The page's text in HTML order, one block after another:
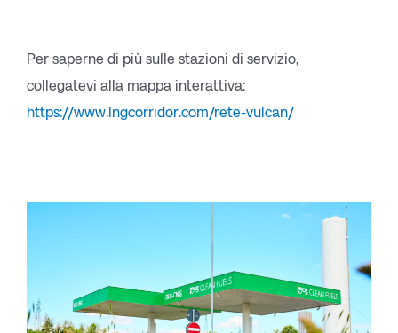
Per saperne di più sulle stazioni di servizio,
collegatevi alla mappa interattiva:
https://www.lngcorridor.com/rete-vulcan/